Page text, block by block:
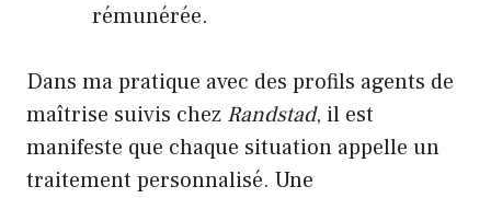
rémunérée.
Dans ma pratique avec des profils agents de
maîtrise suivis chez Randstad, il est
manifeste que chaque situation appelle un
traitement personnalisé. Une